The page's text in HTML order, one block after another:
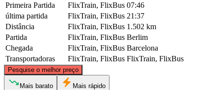
Primeira Partida
FlixTrain, FlixBus 07:46
última partida
FlixTrain, FlixBus 21:37
Distância
FlixTrain, FlixBus 1.502 km
Partida
FlixTrain, FlixBus Berlim
Chegada
FlixTrain, FlixBus Barcelona
Transportadoras
FlixTrain, FlixBus FlixTrain, FlixBus
Pesquise o melhor preço
©CARTO, ©OpenStreetMapcontributors
Mais barato Mais rápido